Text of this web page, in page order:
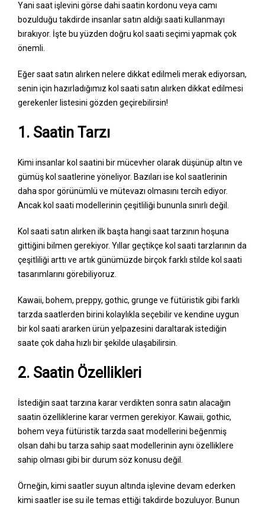
Yani saat işlevini görse dahi saatin kordonu veya camı
bozulduğu takdirde insanlar satın aldığı saati kullanmayı
bırakıyor. İşte bu yüzden doğru kol saati seçimi yapmak çok
önemli.
Eğer saat satın alırken nelere dikkat edilmeli merak ediyorsan,
senin için hazırladığımız kol saati satın alırken dikkat edilmesi
gerekenler listesini gözden geçirebilirsin!
1. Saatin Tarzı
Kimi insanlar kol saatini bir mücevher olarak düşünüp altın ve
gümüş kol saatlerine yöneliyor. Bazıları ise kol saatlerinin
daha spor görünümlü ve mütevazı olmasını tercih ediyor.
Ancak kol saati modellerinin çeşitliliği bununla sınırlı değil.
Kol saati satın alırken ilk başta hangi saat tarzının hoşuna
gittiğini bilmen gerekiyor. Yıllar geçtikçe kol saati tarzlarının da
çeşitliliği arttı ve artık günümüzde birçok farklı stilde kol saati
tasarımlarını görebiliyoruz.
Kawaii, bohem, preppy, gothic, grunge ve fütüristik gibi farklı
tarzda saatlerden birini kolaylıkla seçebilir ve kendine uygun
bir kol saati ararken ürün yelpazesini daraltarak istediğin
saate çok daha hızlı bir şekilde ulaşabilirsin.
2. Saatin Özellikleri
İstediğin saat tarzına karar verdikten sonra satın alacağın
saatin özelliklerine karar vermen gerekiyor. Kawaii, gothic,
bohem veya fütüristik tarzda saat modellerini beğenmiş
olsan dahi bu tarza sahip saat modellerinin aynı özelliklere
sahip olması gibi bir durum söz konusu değil.
Örneğin, kimi saatler suyun altında işlevine devam ederken
kimi saatler ise su ile temas ettiği takdirde bozuluyor. Bunun